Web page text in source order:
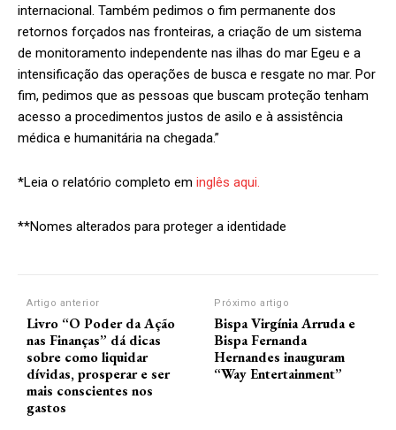
internacional. Também pedimos o fim permanente dos
retornos forçados nas fronteiras, a criação de um sistema
de monitoramento independente nas ilhas do mar Egeu e a
intensificação das operações de busca e resgate no mar. Por
fim, pedimos que as pessoas que buscam proteção tenham
acesso a procedimentos justos de asilo e à assistência
médica e humanitária na chegada.”
*Leia o relatório completo em inglês aqui.
**Nomes alterados para proteger a identidade
Artigo anterior
Livro “O Poder da Ação
nas Finanças” dá dicas
sobre como liquidar
dívidas, prosperar e ser
mais conscientes nos
gastos
Próximo artigo
Bispa Virgínia Arruda e
Bispa Fernanda
Hernandes inauguram
“Way Entertainment”